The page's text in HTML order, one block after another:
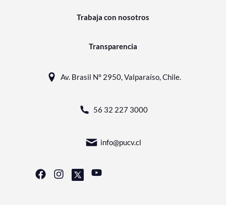
Trabaja con nosotros
Transparencia
Av. Brasil N° 2950, Valparaíso, Chile.
56 32 227 3000
info@pucv.cl